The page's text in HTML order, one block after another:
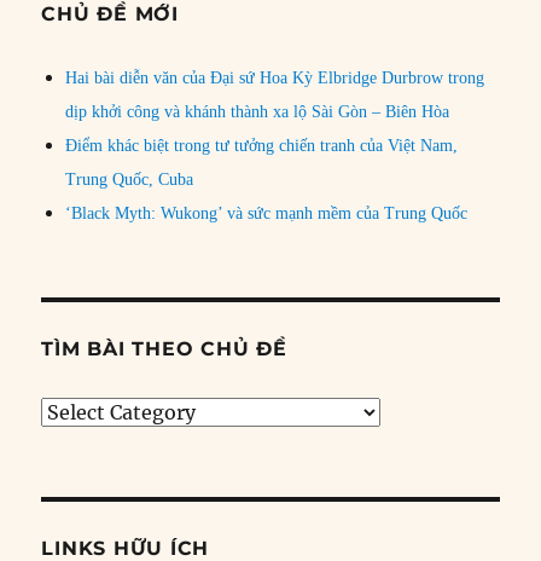
CHỦ ĐỀ MỚI
Hai bài diễn văn của Đại sứ Hoa Kỳ Elbridge Durbrow trong
dịp khởi công và khánh thành xa lộ Sài Gòn – Biên Hòa
Điểm khác biệt trong tư tưởng chiến tranh của Việt Nam,
Trung Quốc, Cuba
‘Black Myth: Wukong’ và sức mạnh mềm của Trung Quốc
TÌM BÀI THEO CHỦ ĐỀ
Tìm
đề
LINKS HỮU ÍCH